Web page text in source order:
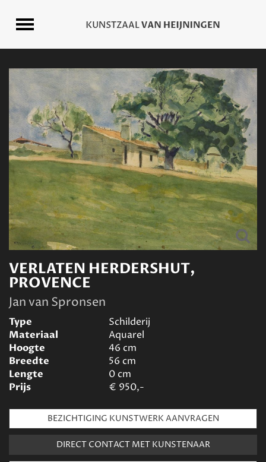
VERLATEN HERDERSHUT,
PROVENCE
Jan van Spronsen
Type
Schilderij
Materiaal
Aquarel
Hoogte
46 cm
Breedte
56 cm
Lengte
0cm
Prijs
€ 950,-
BEZICHTIGING KUNSTWERK AANVRAGEN
DIRECT CONTACT MET KUNSTENAAR